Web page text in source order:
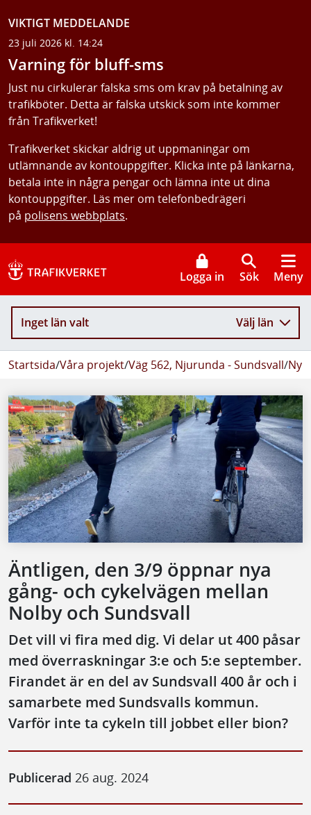
VIKTIGT MEDDELANDE
23 juli 2026 kl. 14:24
Varning för bluff-sms
Just nu cirkulerar falska sms om krav på betalning av
trafikböter. Detta är falska utskick som inte kommer
från Trafikverket!
Trafikverket skickar aldrig ut uppmaningar om
utlämnande av kontouppgifter. Klicka inte på länkarna,
betala inte in några pengar och lämna inte ut dina
kontouppgifter. Läs mer om telefonbedrägeri
på polisens webbplats.
Logga in Sök Meny
Inget län valt Välj län
Startsida/Våra projekt/Väg 562, Njurunda - Sundsvall/
Äntligen, den 3/9 öppnar nya
gång- och cykelvägen mellan
Nolby och Sundsvall
Det vill vi fira med dig. Vi delar ut 400 påsar
med överraskningar 3:e och 5:e september.
Firandet är en del av Sundsvall 400 år och i
samarbete med Sundsvalls kommun.
Varför inte ta cykeln till jobbet eller bion?
Publicerad 26 aug. 2024